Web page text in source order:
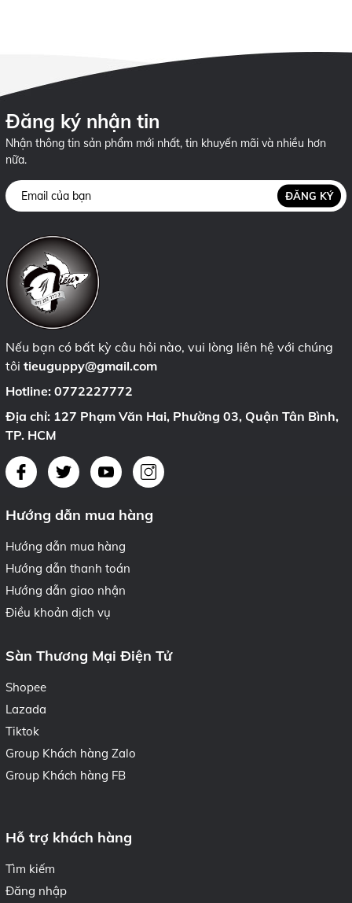
Đăng ký nhận tin
Nhận thông tin sản phẩm mới nhất, tin khuyến mãi và nhiều hơn
nữa.
ĐĂNG KÝ
Nếu bạn có bất kỳ câu hỏi nào, vui lòng liên hệ với chúng
tôi tieuguppy@gmail.com
Hotline: 0772227772
Địa chỉ: 127 Phạm Văn Hai, Phường 03, Quận Tân Bình,
TP. HCM
Hướng dẫn mua hàng
Hướng dẫn mua hàng
Hướng dẫn thanh toán
Hướng dẫn giao nhận
Điều khoản dịch vụ
Sàn Thương Mại Điện Tử
Shopee
Lazada
Tiktok
Group Khách hàng Zalo
Group Khách hàng FB
Hỗ trợ khách hàng
Tìm kiếm
Đăng nhập